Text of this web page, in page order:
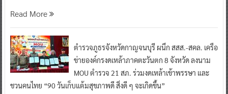
Read More
ตำรวจภูธรจังหวัดกาญจนบุรี ผนึก สสส.-สคล. เครือ
ข่ายองค์กรงดเหล้าภาคตะวันตก 8 จังหวัด ลงนาม
MOU ตำรวจ 21 สภ. ร่วมงดเหล้าเข้าพรรษา และ
ชวนคนไทย “90 วันเก็บแต้มสุขภาพดี สิ่งดี ๆ จะเกิดขึ้น”